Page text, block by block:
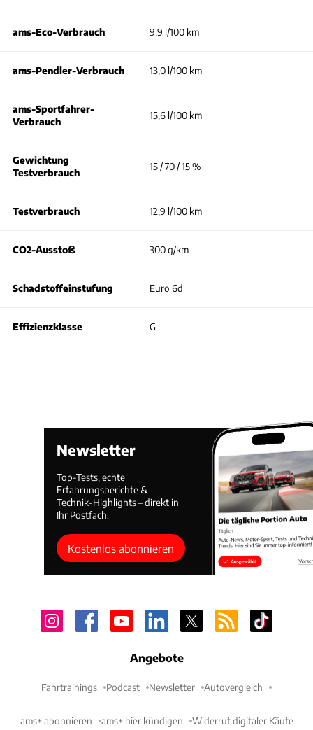
ams-Eco-Verbrauch 9,9 l/100 km
ams-Pendler-Verbrauch 13,0 l/100 km
ams-Sportfahrer-
Verbrauch
15,6 l/100 km
Gewichtung
Testverbrauch
15 / 70 / 15 %
Testverbrauch 12,9 l/100 km
CO2-Ausstoß 300 g/km
Schadstoffeinstufung Euro 6d
Effizienzklasse G
Newsletter
Top-Tests, echte
Erfahrungsberichte &
Technik-Highlights – direkt in
Ihr Postfach.
Kostenlos abonnieren
Angebote
Fahrtrainings Podcast Newsletter Autovergleich
ams+ abonnieren ams+ hier kündigen Widerruf digitaler Käufe